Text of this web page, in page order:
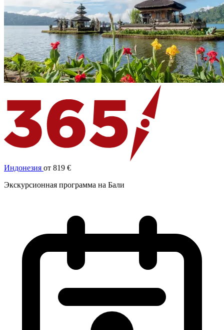
Индонезия от 819 €
Экскурсионная программа на Бали